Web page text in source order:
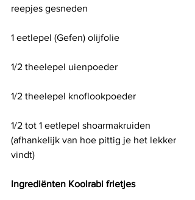
reepjes gesneden
1 eetlepel (Gefen) olijfolie
1/2 theelepel uienpoeder
1/2 theelepel knoflookpoeder
1/2 tot 1 eetlepel shoarmakruiden
(afhankelijk van hoe pittig je het lekker
vindt)
Ingrediënten Koolrabi frietjes